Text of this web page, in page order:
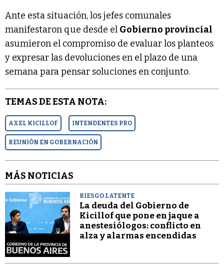
Ante esta situación, los jefes comunales
manifestaron que desde el Gobierno provincial
asumieron el compromiso de evaluar los planteos
y expresar las devoluciones en el plazo de una
semana para pensar soluciones en conjunto.
TEMAS DE ESTA NOTA:
AXEL KICILLOF INTENDENTES PRO
REUNIÓN EN GOBERNACIÓN
MÁS NOTICIAS
RIESGO LATENTE
La deuda del Gobierno de
Kicillof que pone en jaque a
anestesiólogos: conflicto en
alza y alarmas encendidas